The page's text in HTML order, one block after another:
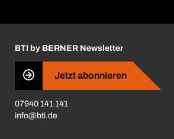
Insektenschutzplaner
Haftungsausschluss
Qualitätsmanagement
Zertifikate
CVV-Liste
BTI by BERNER Newsletter
Jetzt abonnieren
07940 141 141
info@bti.de